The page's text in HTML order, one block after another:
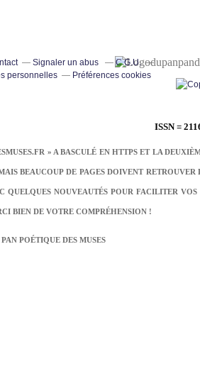
ISSN =
» A BASCULÉ EN HTTPS ET LA
BEAUCOUP DE PAGES DOIVENT
QUELQUES NOUVEAUTÉS POUR FACILITER
BIEN DE VOTRE COMPRÉHENSION !
POÉTIQUE DES MUSES
Signaler un abus
C.G.U.
personnelles
Préférences cookies